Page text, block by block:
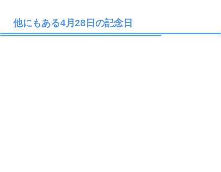
他にもある4月28日の記念日